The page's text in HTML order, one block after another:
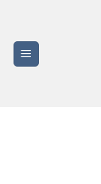
springen